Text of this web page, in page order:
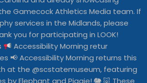
Accessibility Morning retur